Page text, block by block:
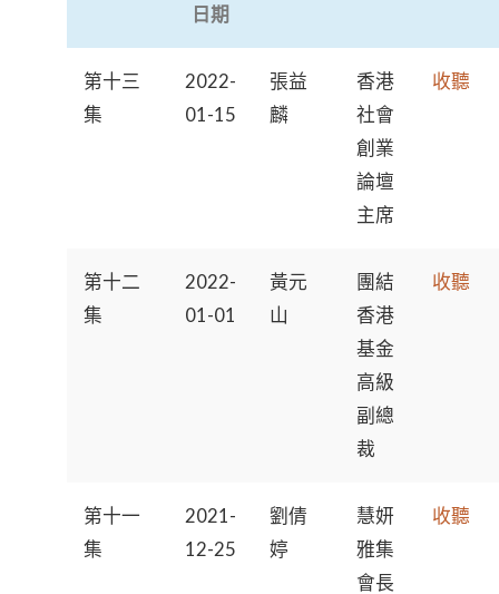
日期
第十三
集
2022-
01-15
張益
麟
香港
社會
創業
論壇
主席
收聽
第十二
集
2022-
01-01
黃元
山
團結
香港
基金
高級
副總
裁
收聽
第十一
集
2021-
12-25
劉倩
婷
慧妍
雅集
會長
收聽